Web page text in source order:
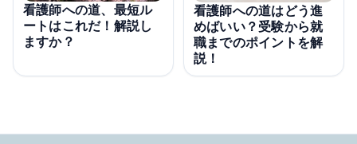
看護師への道、最短ル
ートはこれだ！解説し
ますか？
看護師への道はどう進
めばいい？受験から就
職までのポイントを解
説！